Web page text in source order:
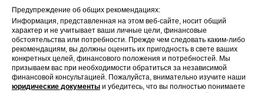
Предупреждение об общих рекомендациях:
Информация, представленная на этом веб-сайте, носит общий
характер и не учитывает ваши личные цели, финансовые
обстоятельства или потребности. Прежде чем следовать каким-либо
рекомендациям, вы должны оценить их пригодность в свете ваших
конкретных целей, финансового положения и потребностей. Мы
призываем вас при необходимости обратиться за независимой
финансовой консультацией. Пожалуйста, внимательно изучите наши
юридические документы и убедитесь, что вы полностью понимаете